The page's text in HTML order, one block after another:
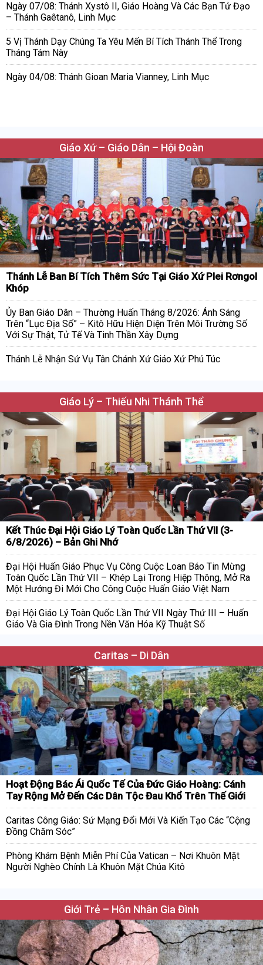
Ngày 07/08: Thánh Xystô II, Giáo Hoàng Và Các Bạn Tử Đạo
– Thánh Gaêtanô, Linh Mục
5 Vị Thánh Dạy Chúng Ta Yêu Mến Bí Tích Thánh Thể Trong
Tháng Tám Này
Ngày 04/08: Thánh Gioan Maria Vianney, Linh Mục
Giáo Xứ – Giáo Dân – Hội Đoàn
Thánh Lễ Ban Bí Tích Thêm Sức Tại Giáo Xứ Plei Rơngol
Khóp
Ủy Ban Giáo Dân – Thường Huấn Tháng 8/2026: Ánh Sáng
Trên “Lục Địa Số” – Kitô Hữu Hiện Diện Trên Môi Trường Số
Với Sự Thật, Tử Tế Và Tinh Thần Xây Dựng
Thánh Lễ Nhận Sứ Vụ Tân Chánh Xứ Giáo Xứ Phú Túc
Giáo Lý – Thiếu Nhi Thánh Thể
Kết Thúc Đại Hội Giáo Lý Toàn Quốc Lần Thứ VII (3-
6/8/2026) – Bản Ghi Nhớ
Đại Hội Huấn Giáo Phục Vụ Công Cuộc Loan Báo Tin Mừng
Toàn Quốc Lần Thứ VII – Khép Lại Trong Hiệp Thông, Mở Ra
Một Hướng Đi Mới Cho Công Cuộc Huấn Giáo Việt Nam
Đại Hội Giáo Lý Toàn Quốc Lần Thứ VII Ngày Thứ III – Huấn
Giáo Và Gia Đình Trong Nền Văn Hóa Kỹ Thuật Số
Caritas – Di Dân
Hoạt Động Bác Ái Quốc Tế Của Đức Giáo Hoàng: Cánh
Tay Rộng Mở Đến Các Dân Tộc Đau Khổ Trên Thế Giới
Caritas Công Giáo: Sứ Mạng Đổi Mới Và Kiến Tạo Các “Cộng
Đồng Chăm Sóc”
Phòng Khám Bệnh Miễn Phí Của Vatican – Nơi Khuôn Mặt
Người Nghèo Chính Là Khuôn Mặt Chúa Kitô
Giới Trẻ – Hôn Nhân Gia Đình